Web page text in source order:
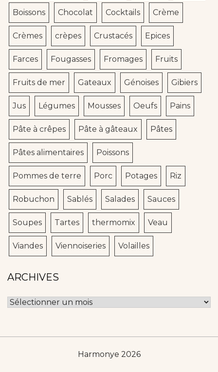
Boissons Chocolat Cocktails Crème
Crèmes crèpes Crustacés Epices
Farces Fougasses Fromages Fruits
Fruits de mer Gateaux Génoises Gibiers
Jus Légumes Mousses Oeufs Pains
Pâte à crêpes Pâte à gâteaux Pâtes
Pâtes alimentaires Poissons
Pommes de terre Porc Potages Riz
Robuchon Sablés Salades Sauces
Soupes Tartes thermomix Veau
Viandes Viennoiseries Volailles
ARCHIVES
Archives
Harmonye 2026